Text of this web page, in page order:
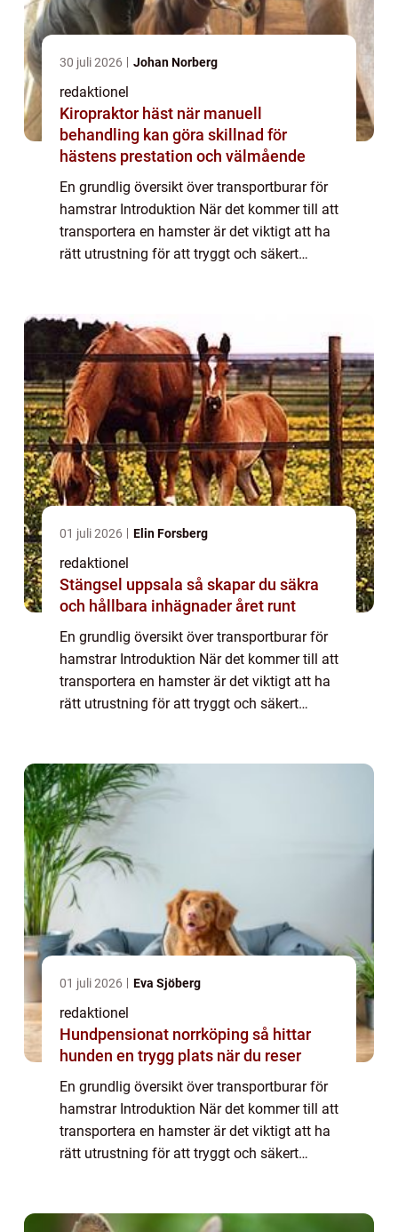
30 juli 2026 Johan Norberg
redaktionel
Kiropraktor häst när manuell
behandling kan göra skillnad för
hästens prestation och välmående
En grundlig översikt över transportburar för
hamstrar Introduktion När det kommer till att
transportera en hamster är det viktigt att ha
rätt utrustning för att tryggt och säkert
01 juli 2026 Elin Forsberg
redaktionel
Stängsel uppsala så skapar du säkra
och hållbara inhägnader året runt
En grundlig översikt över transportburar för
hamstrar Introduktion När det kommer till att
transportera en hamster är det viktigt att ha
rätt utrustning för att tryggt och säkert
01 juli 2026 Eva Sjöberg
redaktionel
Hundpensionat norrköping så hittar
hunden en trygg plats när du reser
En grundlig översikt över transportburar för
hamstrar Introduktion När det kommer till att
transportera en hamster är det viktigt att ha
rätt utrustning för att tryggt och säkert